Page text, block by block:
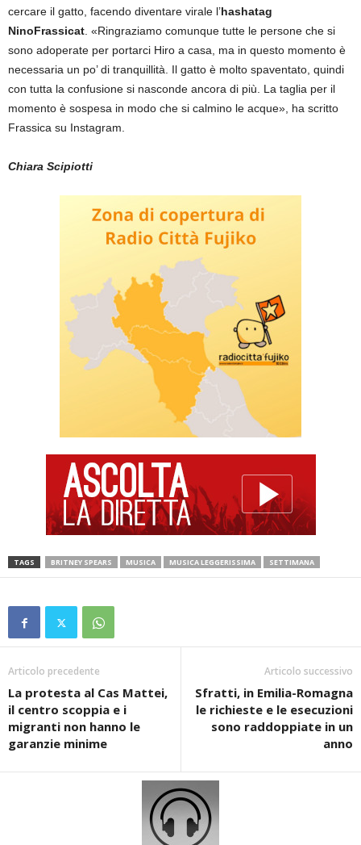
cercare il gatto, facendo diventare virale l’hashatag
NinoFrassicat. «Ringraziamo comunque tutte le persone che si
sono adoperate per portarci Hiro a casa, ma in questo momento è
necessaria un po’ di tranquillità. Il gatto è molto spaventato, quindi
con tutta la confusione si nasconde ancora di più. La taglia per il
momento è sospesa in modo che si calmino le acque», ha scritto
Frassica su Instagram.
Chiara Scipiotti
TAGS BRITNEY SPEARS MUSICA MUSICA LEGGERISSIMA SETTIMANA
Articolo precedente
La protesta al Cas Mattei,
il centro scoppia e i
migranti non hanno le
garanzie minime
Articolo successivo
Sfratti, in Emilia-Romagna
le richieste e le esecuzioni
sono raddoppiate in un
anno